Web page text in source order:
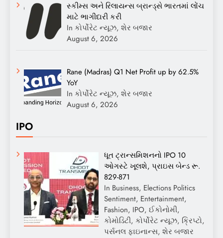
સ્કીમ્સ અને રિલાયન્સ બ્રાન્ડ્સે ભારતમાં લોંચ
માટે ભાગીદારી કરી
In કોર્પોરેટ ન્યૂઝ, શેર બજાર
August 6, 2026
Rane (Madras) Q1 Net Profit up by 62.5%
YoY
In કોર્પોરેટ ન્યૂઝ, શેર બજાર
August 6, 2026
IPO
ધૂત ટ્રાન્સમિશનનો IPO 10
ઓગસ્ટે ખૂલશે, પ્રાઇસ બેન્ડ રૂ.
829-871
In Business, Elections Politics
Sentiment, Entertainment,
Fashion, IPO, ઈકોનોમી,
કોમોડિટી, કોર્પોરેટ ન્યૂઝ, ક્રિપ્ટો,
પર્સનલ ફાઇનાન્સ, શેર બજાર